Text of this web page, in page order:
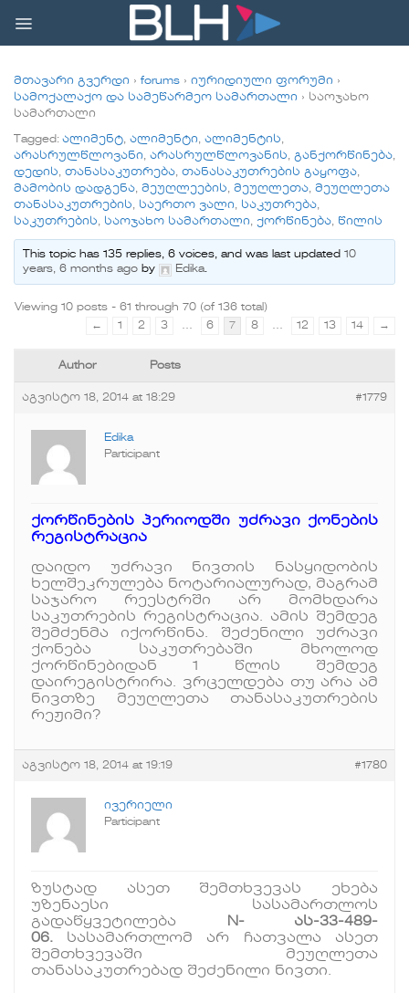
content
მთავარი გვერდი › forums › იურიდიული ფორუმი ›
სამოქალაქო და სამეწარმეო სამართალი › საოჯახო
სამართალი
Tagged: ალიმენტ, ალიმენტი, ალიმენტის,
არასრულწლოვანი, არასრულწლოვანის, განქორწინება,
დედის, თანასაკუთრება, თანასაკუთრების გაყოფა,
მამობის დადგენა, მეუღლეების, მეუღლეთა, მეუღლეთა
თანასაკუთრების, საერთო ვალი, საკუთრება,
საკუთრების, საოჯახო სამართალი, ქორწინება, წილის
This topic has 135 replies, 6 voices, and was last updated10
years, 6 months ago by Edika.
Viewing 10 posts - 61 through 70 (of 136 total)
←
1 2 3 … 6 7 8 … 12 13 14 →
Author Posts
აგვისტო 18, 2014 at 18:29 #1779
Edika
Participant
ქორწინების პერიოდში უძრავი ქონების
რეგისტრაცია
დაიდო უძრავი ნივთის ნასყიდობის
ხელშეკრულება ნოტარიალურად, მაგრამ
საჯარო რეესტრში არ მომხდარა
საკუთრების რეგისტრაცია. ამის შემდეგ
შემძენმა იქორწინა. შეძენილი უძრავი
ქონება საკუთრებაში მხოლოდ
ქორწინებიდან 1 წლის შემდეგ
დაირეგისტრირა. ვრცელდება თუ არა ამ
ნივთზე მეუღლეთა თანასაკუთრების
რეჟიმი?
აგვისტო 18, 2014 at 19:19 #1780
ივერიელი
Participant
ზუსტად ასეთ შემთხვევას ეხება
უზენაესი სასამართლოს
გადაწყვეტილება N- ას-33-489-
06. სასამართლომ არ ჩათვალა ასეთ
შემთხვევაში მეუღლეთა
თანასაკუთრებად შეძენილი ნივთი.